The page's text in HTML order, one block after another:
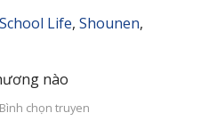
School Life,Shounen,
nào
Bình chọn truyen